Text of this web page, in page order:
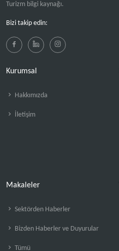
Turizm bilgi kaynağı.
Bizi takip edin:
Kurumsal
Hakkımızda
İletişim
Makaleler
Sektörden Haberler
Bizden Haberler ve Duyurular
Tümü